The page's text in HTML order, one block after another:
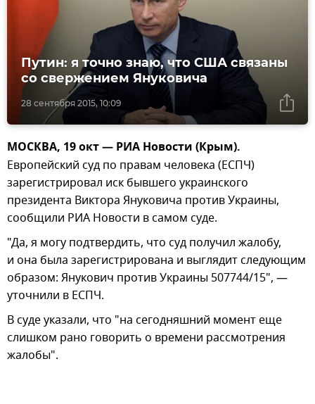
28 сентября 2015, 10:09
Путин: я точно знаю, что США связаны
со свержением Януковича
МОСКВА, 19 окт — РИА Новости (Крым).
Европейский суд по правам человека (ЕСПЧ)
зарегистрировал иск бывшего украинского
президента Виктора Януковича против Украины,
сообщили РИА Новости в самом суде.
"Да, я могу подтвердить, что суд получил жалобу,
и она была зарегистрирована и выглядит следующим
образом: Янукович против Украины 507744/15", —
уточнили в ЕСПЧ.
В суде указали, что "на сегодняшний момент еще
слишком рано говорить о времени рассмотрения
жалобы".